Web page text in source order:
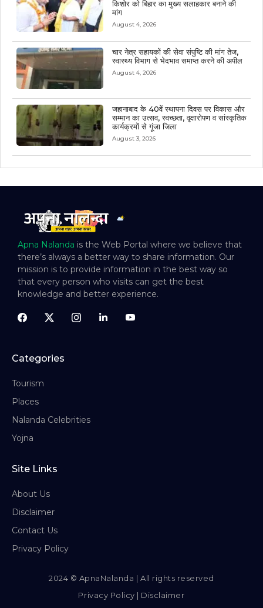
किशोर को बिहार का मुख्य सलाहकार बनाने की
मांग
August 4, 2026
चार नेत्र सहायकों की सेवा संपुष्टि की मांग तेज,
स्वास्थ्य विभाग से भेदभाव समाप्त करने की अपील
August 4, 2026
जहानाबाद के 40वें स्थापना दिवस पर विकास और
सम्मान का उत्सव, स्वच्छता, वृक्षारोपण व सांस्कृतिक
कार्यक्रमों से गूंजा जिला
August 3, 2026
Apna Nalanda is the Web Portal where we believe that
there’s always a better way to share information. Our
mission is to provide information in the best way so
that every person who visits can get the best
knowledge and better experience.
Categories
Tourism
Places
Nalanda Celebrities
Yojna
Site Links
About Us
Disclaimer
Contact Us
Privacy Policy
2024 © ApnaNalanda | All rights reserved
Privacy Policy | Disclaimer